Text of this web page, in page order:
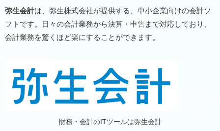
弥生会計は、弥生株式会社が提供する、中小企業向けの会計ソ
フトです。日々の会計業務から決算・申告まで対応しており、
会計業務を驚くほど楽にすることができます。
財務・会計のITツールは弥生会計